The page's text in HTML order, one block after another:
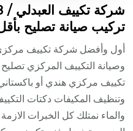
تركيب صيانة تصليح
أول وأفضل شركة تكييف
وصيانة التكييف المركزي
تكييف مركزي هندي أو
وتنظيف المكيفات دكتات
والماء نمتلك كل الخبرات